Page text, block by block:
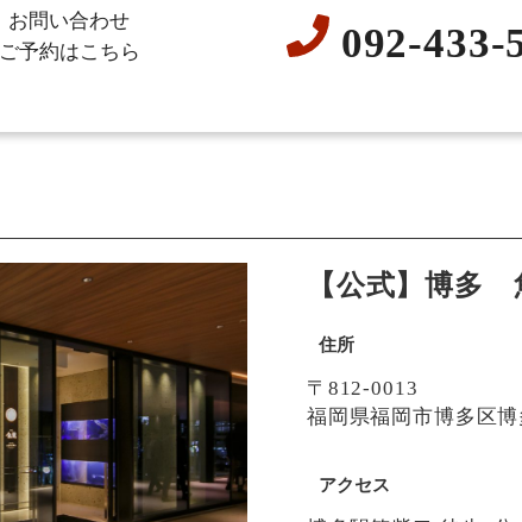
お問い合わせ
ご予約はこちら
092-433-
【公式】博多
住所
〒812-0013
福岡県福岡市博多区
アクセス